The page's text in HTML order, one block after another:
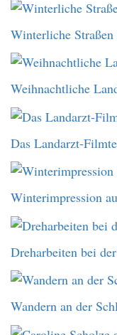
Winterliche
Weihnachtliche
Das Landarzt-
Winterimpression
Dreharbeiten bei
Wandern an der